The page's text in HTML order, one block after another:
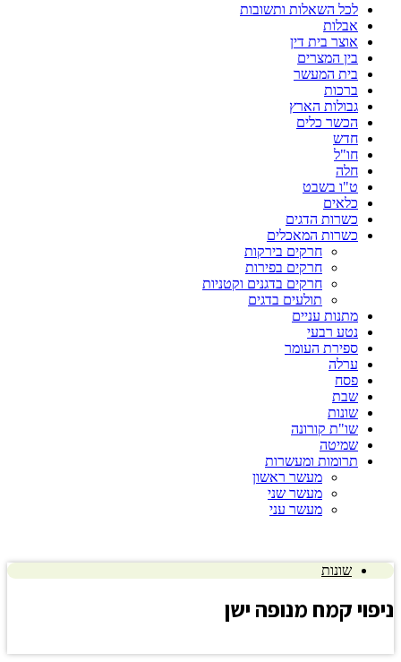
לכל השאלות ותשובות
אבלות
אוצר בית דין
בין המצרים
בית המעשר
ברכות
גבולות הארץ
הכשר כלים
חדש
חו"ל
חלה
ט"ו בשבט
כלאים
כשרות הדגים
כשרות המאכלים
חרקים בירקות
חרקים בפירות
חרקים בדגנים וקטניות
תולעים בדגים
מתנות עניים
נטע רבעי
ספירת העומר
ערלה
פסח
שבת
שונות
שו"ת קורונה
שמיטה
תרומות ומעשרות
מעשר ראשון
מעשר שני
מעשר עני
שונות
ניפוי קמח מנופה ישן